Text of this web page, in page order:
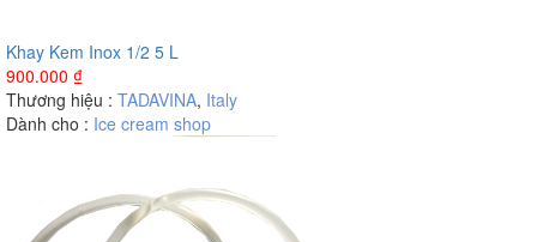
Khay Kem Inox 1/2 5 L
900.000 ₫
Thương hiệu : TADAVINA, Italy
Dành cho : Ice cream shop